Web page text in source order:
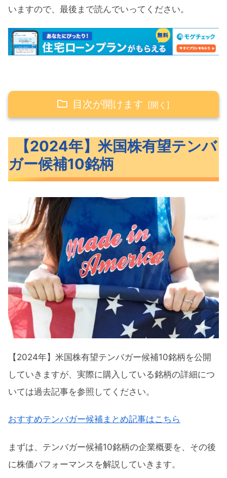
いますので、最後まで読んでいってください。
目次が開けます
柄
2024年米国株テンバガー候補の10銘柄
柄概要
CRWD（クラウドストライク）概要
U（ユニティ）概要
AFRM（アファーム）概要
UPST（アップスタート）概要
COIN（コインベース）概要
米国株有望テンバガー候補10銘柄パフォー
AFRM（アファーム）チャート分析
UPST（アップスタート）チャート分析
COIN（コインベース）チャート分析
【2024年】米国株有望テンバ
ガー候補10銘柄
【2024年】米国株有望テンバガー候補10銘柄を公開
していきますが、実際に購入している銘柄の詳細につ
いては過去記事を参照してください。
おすすめテンバガー候補まとめ記事はこちら
まずは、テンバガー候補10銘柄の企業概要を、その後
に株価パフォーマンスを解説していきます。